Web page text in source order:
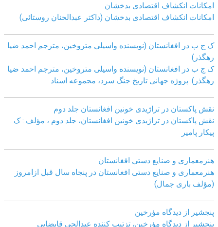
امکانات انکشاف اقتصادی بدخشان
امکانات انکشاف اقتصادی بدخشان (داکتر عبدالحنان روستائی)
ک ج ب در افغانستان (نویسنده واسیلی متروخین، مترجم احمد ضیا
رهگذر)
ک ج ب در افغانستان (نویسنده واسیلی متروخین، مترجم احمد ضیا
رهگذر). پروژه جهانی تاریخ جنگ سرد، مجموعه اسناد
نقش پاکستان در تراژیدی خونین افغانستان جلد دوم
نقش پاکستان در تراژیدی خونین افغانستان، جلد دوم ، مؤلف : ک .
پیکار پامیر
هنرمعماری و صنایع دستی افغانستان
هنرمعماری و صنایع دستی افغانستان در پنجاه سال قبل ازامروز
(مؤلف باری جمال)
پنجشیر از دیدگاه مؤرخین
پنجشیر از دیدگاه مؤرخین، تزتیب کننده عبدالحی قابضايی